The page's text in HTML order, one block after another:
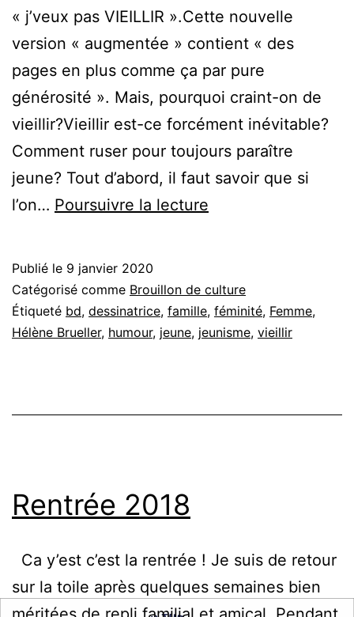
« j’veux pas VIEILLIR ».Cette nouvelle
version « augmentée » contient « des
pages en plus comme ça par pure
générosité ». Mais, pourquoi craint-on de
vieillir?Vieillir est-ce forcément inévitable?
Comment ruser pour toujours paraître
jeune? Tout d’abord, il faut savoir que si
l’on… Poursuivre la lecture
de
Hélène
Bruller
Publié le 9 janvier 2020
Catégorisé comme Brouillon de culture
Étiqueté bd, dessinatrice, famille, féminité, Femme,
Hélène Brueller, humour, jeune, jeunisme, vieillir
Rentrée 2018
Ca y’est c’est la rentrée ! Je suis de retour
sur la toile après quelques semaines bien